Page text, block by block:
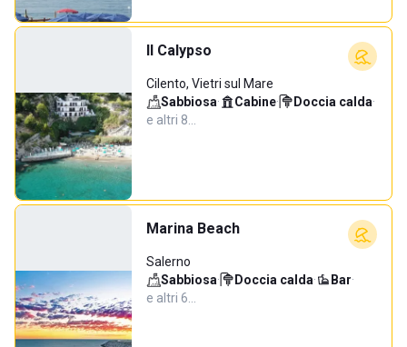
Il Calypso
Cilento, Vietri sul Mare
Sabbiosa· Cabine· Doccia calda·
e altri 8…
Marina Beach
Salerno
Sabbiosa· Doccia calda· Bar·
e altri 6…